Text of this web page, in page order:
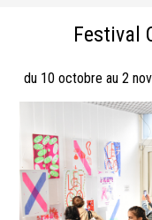
Festival
du 10 octobre au 2